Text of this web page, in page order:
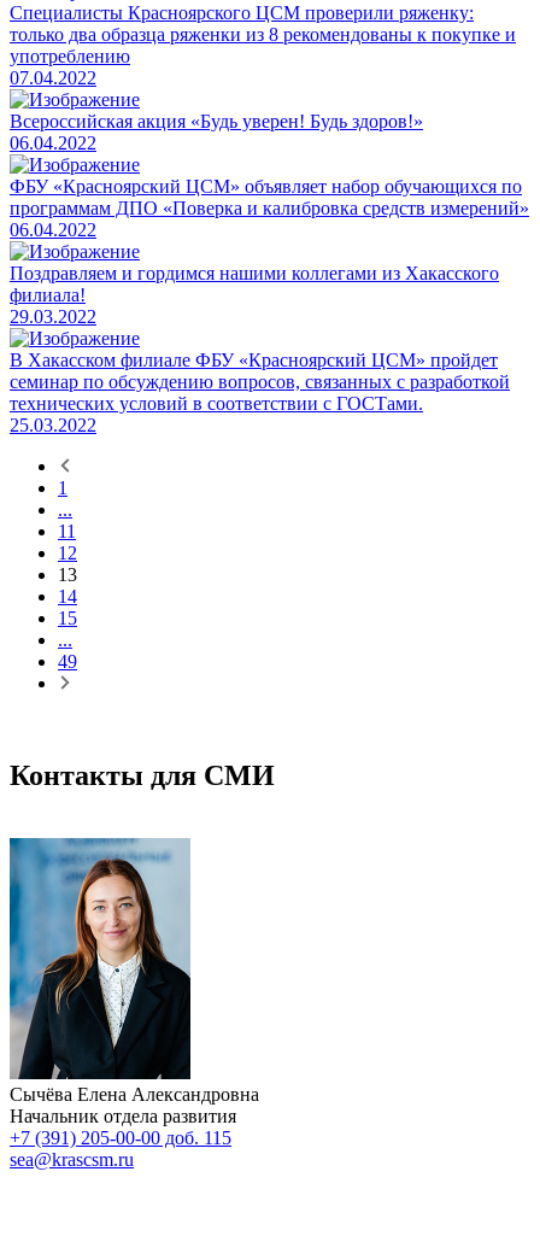
Специалисты Красноярского ЦСМ проверили ряженку:
только два образца ряженки из 8 рекомендованы к покупке и
употреблению
07.04.2022
​Всероссийская акция «Будь уверен! Будь здоров!»
06.04.2022
ФБУ «Красноярский ЦСМ» объявляет набор обучающихся по
программам ДПО «Поверка и калибровка средств измерений»
06.04.2022
Поздравляем и гордимся нашими коллегами из Хакасского
филиала!
29.03.2022
В Хакасском филиале ФБУ «Красноярский ЦСМ» пройдет
семинар по обсуждению вопросов, связанных с разработкой
технических условий в соответствии с ГОСТами.
25.03.2022
1
...
11
12
13
14
15
...
49
Контакты для СМИ
Сычёва Елена Александровна
Начальник отдела развития
+7 (391) 205-00-00 доб. 115
sea@krascsm.ru